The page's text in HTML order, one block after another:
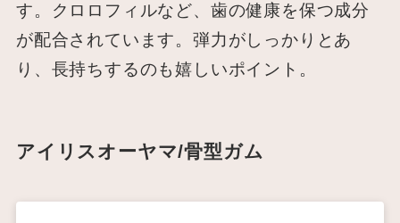
す。クロロフィルなど、歯の健康を保つ成分
が配合されています。弾力がしっかりとあ
り、長持ちするのも嬉しいポイント。
アイリスオーヤマ/骨型ガム